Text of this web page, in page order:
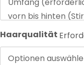
Haarqualität
Optionen